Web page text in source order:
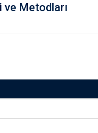
ve Metodları